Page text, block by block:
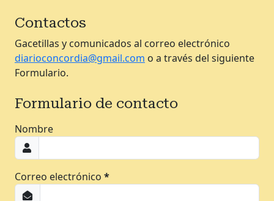
Contactos
Gacetillas y comunicados al correo electrónico
diarioconcordia@gmail.com o a través del siguiente
Formulario.
Formulario de contacto
Nombre
Correo electrónico *